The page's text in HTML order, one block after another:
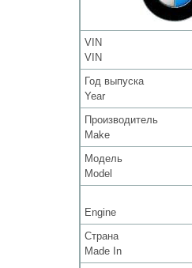
VIN
VIN
Год выпуска
Year
Производитель
Make
Модель
Model
Engine
Страна
Made In